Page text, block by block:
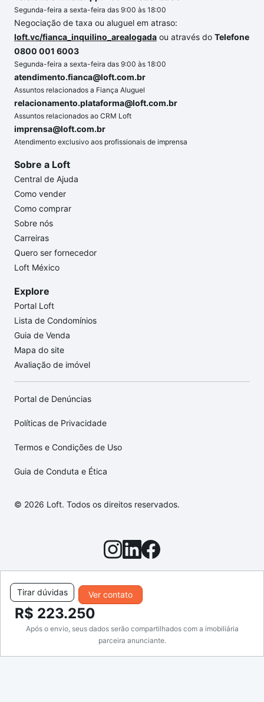
Ver contato
Tirar dúvidas
R$ 223.250
Após o envio, seus dados serão compartilhados com a imobiliária
parceira anunciante.
Segunda-feira a sexta-feira das 9:00 às 18:00
Negociação de taxa ou aluguel em atraso:
loft.vc/fianca_inquilino_arealogada ou através do Telefone
0800 001 6003
Segunda-feira a sexta-feira das 9:00 às 18:00
atendimento.fianca@loft.com.br
Assuntos relacionados a Fiança Aluguel
relacionamento.plataforma@loft.com.br
Assuntos relacionados ao CRM Loft
imprensa@loft.com.br
Atendimento exclusivo aos profissionais de imprensa
Sobre a Loft
Central de Ajuda
Como vender
Como comprar
Sobre nós
Carreiras
Quero ser fornecedor
Loft México
Explore
Portal Loft
Lista de Condomínios
Guia de Venda
Mapa do site
Avaliação de imóvel
Portal de Denúncias
Políticas de Privacidade
Termos e Condições de Uso
Guia de Conduta e Ética
© 2026 Loft. Todos os direitos reservados.